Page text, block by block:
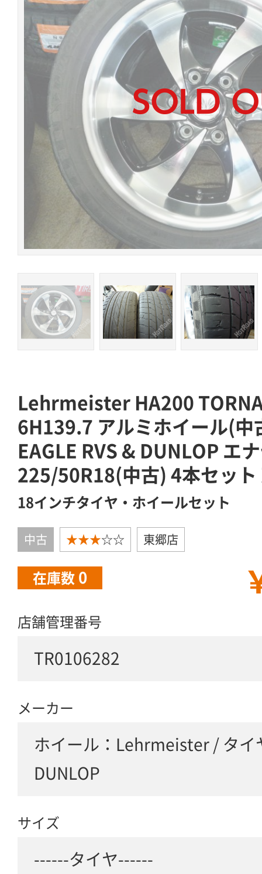
Lehrmeister HA200
6H139.7 アルミホイール(中
EAGLE RVS & DUNLOP エ
225/50R18(中古) 4本セット
18インチタイヤ・ホイールセット
中古 ★★★☆☆ 東郷店
在庫数 0
店舗管理番号
TR0106282
メーカー
ホイール：Lehrmeister / タイ
DUNLOP
サイズ
------タイヤ------